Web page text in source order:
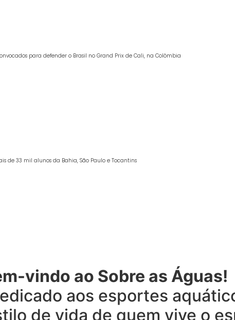
para defender o Brasil no Grand Prix de Cali, na Colômbia
de 33 mil alunos da Bahia, São Paulo e Tocantins
vindo ao Sobre as Águas!
aos esportes
de vida de quem vive o